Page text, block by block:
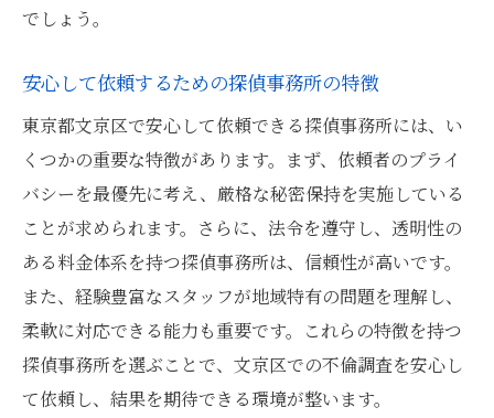
でしょう。
安心して依頼するための探偵事務所の特徴
東京都文京区で安心して依頼できる探偵事務所には、い
くつかの重要な特徴があります。まず、依頼者のプライ
バシーを最優先に考え、厳格な秘密保持を実施している
ことが求められます。さらに、法令を遵守し、透明性の
ある料金体系を持つ探偵事務所は、信頼性が高いです。
また、経験豊富なスタッフが地域特有の問題を理解し、
柔軟に対応できる能力も重要です。これらの特徴を持つ
探偵事務所を選ぶことで、文京区での不倫調査を安心し
て依頼し、結果を期待できる環境が整います。